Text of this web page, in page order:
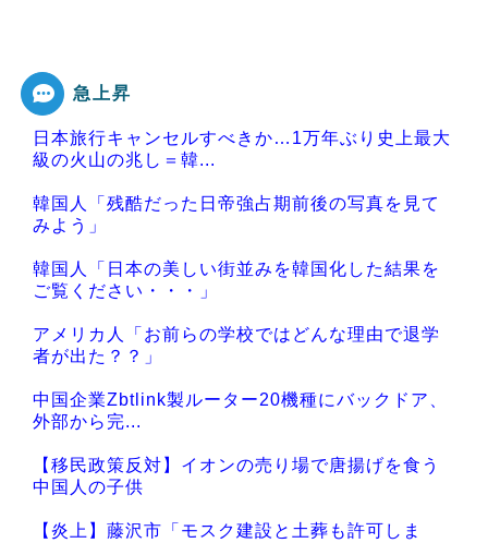
急上昇
日本旅行キャンセルすべきか…1万年ぶり史上最大
級の火山の兆し＝韓...
韓国人「残酷だった日帝強占期前後の写真を見て
みよう」
韓国人「日本の美しい街並みを韓国化した結果を
ご覧ください・・・」
アメリカ人「お前らの学校ではどんな理由で退学
者が出た？？」
中国企業Zbtlink製ルーター20機種にバックドア、
外部から完...
【移民政策反対】イオンの売り場で唐揚げを食う
中国人の子供
【炎上】藤沢市「モスク建設と土葬も許可しま